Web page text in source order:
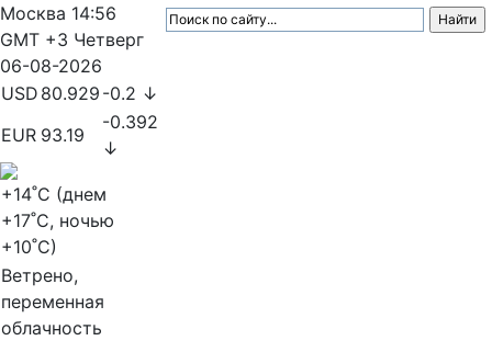
Москва 14:56
GMT +3 Четверг
06-08-2026
USD 80.929 -0.2 ↓
EUR 93.19
-0.392
↓
+14˚C (днем
+17˚C, ночью
+10˚C)
Ветрено,
переменная
облачность